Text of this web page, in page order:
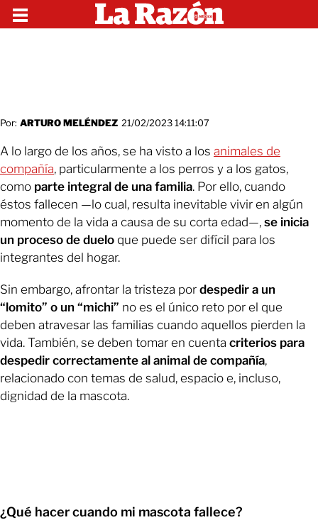
Por: ARTURO MELÉNDEZ 21/02/2023 14:11:07
A lo largo de los años, se ha visto a los animales de
compañía, particularmente a los perros y a los gatos,
como parte integral de una familia. Por ello, cuando
éstos fallecen —lo cual, resulta inevitable vivir en algún
momento de la vida a causa de su corta edad—, se inicia
un proceso de duelo que puede ser difícil para los
integrantes del hogar.
Sin embargo, afrontar la tristeza por despedir a un
“lomito” o un “michi” no es el único reto por el que
deben atravesar las familias cuando aquellos pierden la
vida. También, se deben tomar en cuenta criterios para
despedir correctamente al animal de compañía,
relacionado con temas de salud, espacio e, incluso,
dignidad de la mascota.
¿Qué hacer cuando mi mascota fallece?